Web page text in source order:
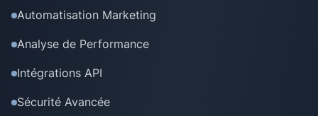
Automatisation Marketing
Analyse de Performance
Intégrations API
Sécurité Avancée